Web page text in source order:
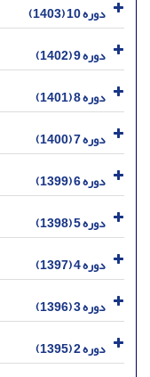
دوره 10 (1403)
دوره 9 (1402)
دوره 8 (1401)
دوره 7 (1400)
دوره 6 (1399)
دوره 5 (1398)
دوره 4 (1397)
دوره 3 (1396)
دوره 2 (1395)